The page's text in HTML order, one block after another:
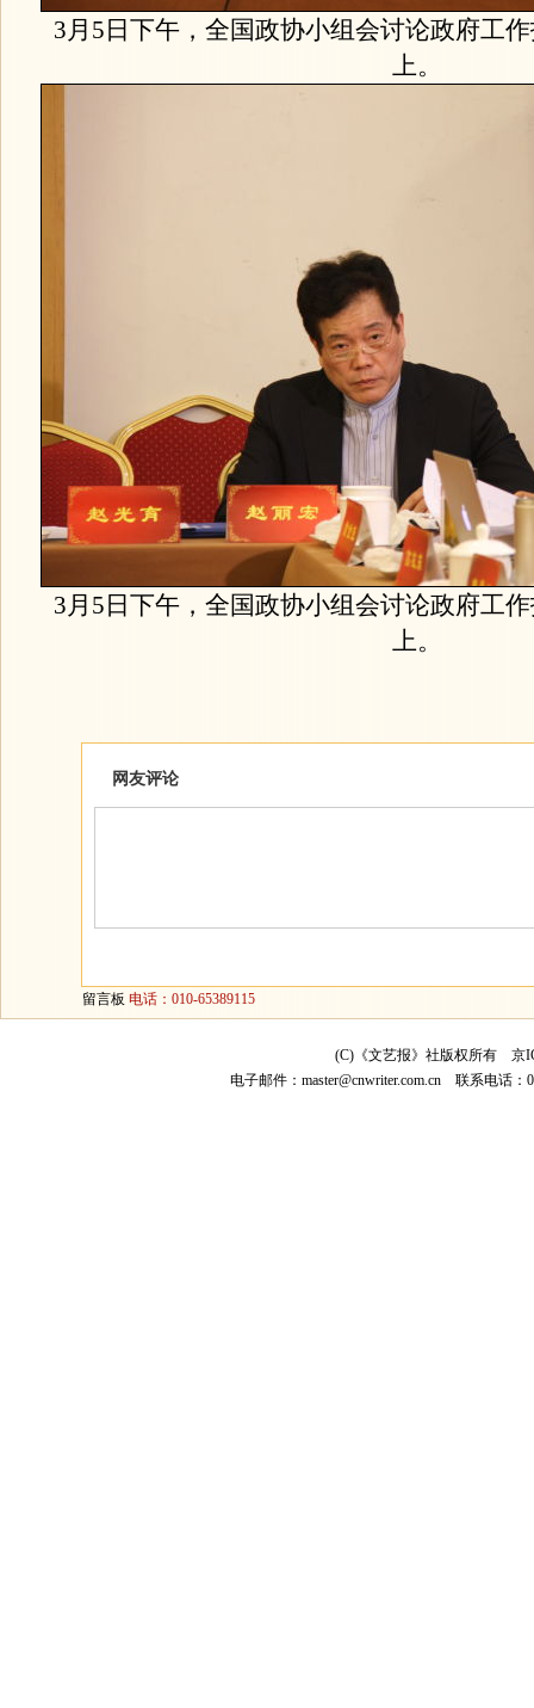
3月5日下午，全国政协小组会讨论政府工
上。
3月5日下午，全国政协小组会讨论政府工
上。
网友评论
留言板 电话：010-65389115
(C)《文艺报》社版权所有 京
电子邮件： master@cnwriter.com.cn 联系电话：